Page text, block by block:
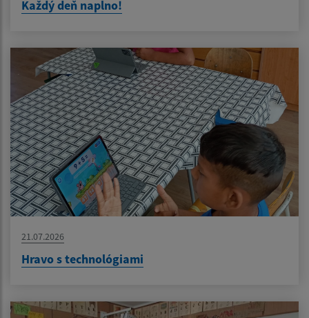
Každý deň naplno!
21.07.2026
Hravo s technológiami